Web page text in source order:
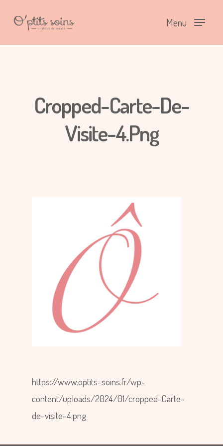
Menu
Cropped-Carte-De-
Visite-4.png
https://www.optits-soins.fr/wp-
content/uploads/2024/01/cropped-Carte-
de-visite-4.png